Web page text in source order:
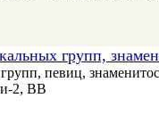
групп,
певиц,
2, ВВ